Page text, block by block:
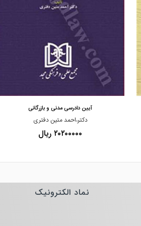
آیین دادرسی مدنی و بازرگانی
دکتر،احمد متین دفتری
۲۰۲۰۰۰۰۰ ریال
نماد الکترونیک